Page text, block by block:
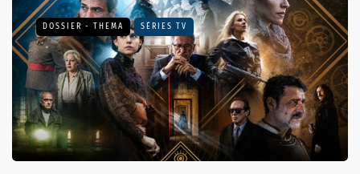
DOSSIER - THEMA SÉRIES TV